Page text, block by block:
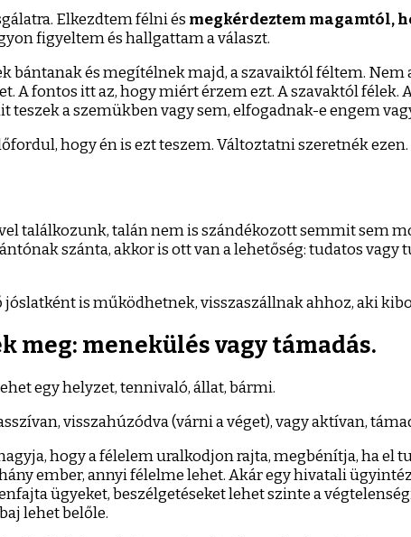
Elkezdtem félni és megkérdeztem magamtól,
figyeltem és hallgattam a választ.
bántanak és megítélnek majd, a szavaiktól féltem.
A fontos itt az, hogy miért érzem ezt. A szavaktól
a szemükben vagy sem, elfogadnak-e engem
hogy én is ezt teszem. Változtatni szeretnék
találkozunk, talán nem is szándékozott semmit sem
szánta, akkor is ott van a lehetőség: tudatos
is működhetnek, visszaszállnak ahhoz, aki
menekülés vagy támadás.
egy helyzet, tennivaló, állat, bármi.
visszahúzódva (várni a véget), vagy aktívan,
hogy a félelem uralkodjon rajta, megbénítja, ha el
ember, annyi félelme lehet. Akár egy hivatali
ügyeket, beszélgetéseket lehet szinte a
lehet belőle.